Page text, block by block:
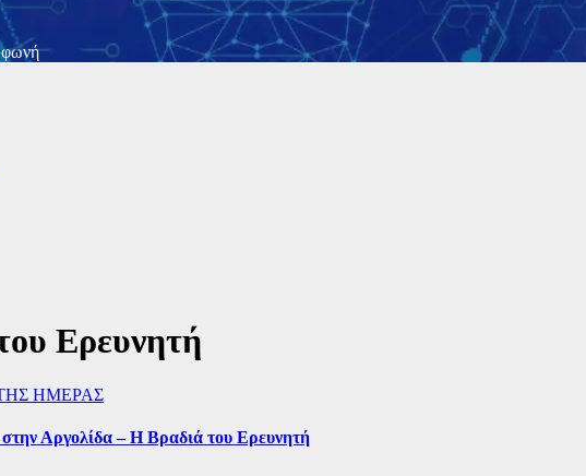
φωνή
Ερευνητή
ΗΜΕΡΑΣ
Αργολίδα – Η Βραδιά του Ερευνητή